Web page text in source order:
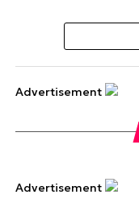
Advertisement
Advertisement